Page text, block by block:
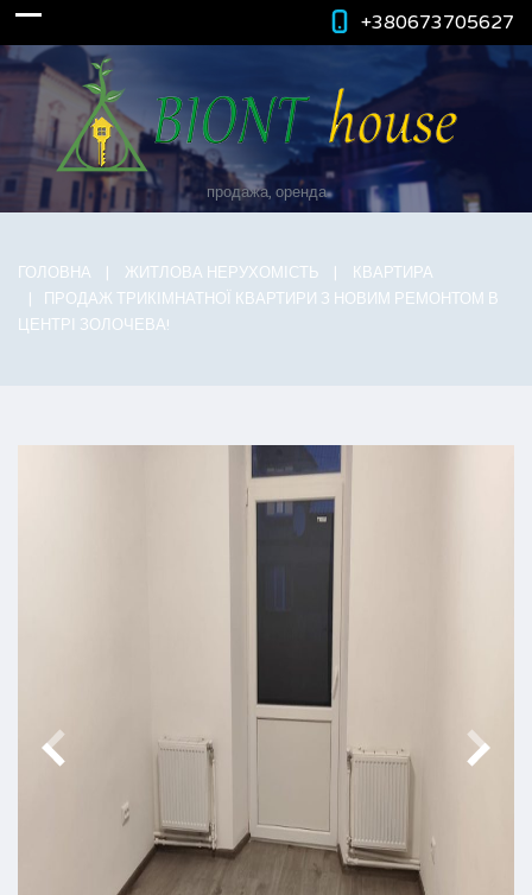
+380673705627
продажа, оренда
ГОЛОВНА ЖИТЛОВА НЕРУХОМІСТЬ
КВАРТИРА
ПРОДАЖ ТРИКІМНАТНОЇ КВАРТИРИ З НОВИМ РЕМОНТОМ В
ЦЕНТРІ ЗОЛОЧЕВА!